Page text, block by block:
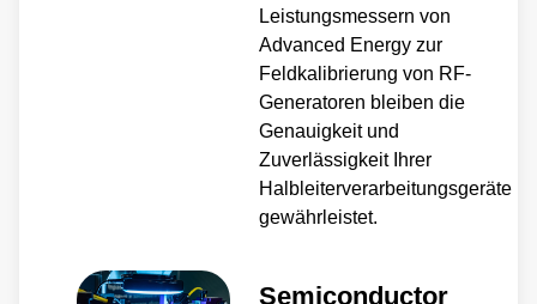
Leistungsmessern von
Advanced Energy zur
Feldkalibrierung von RF-
Generatoren bleiben die
Genauigkeit und
Zuverlässigkeit Ihrer
Halbleiterverarbeitungsgeräte
gewährleistet.
Semiconductor